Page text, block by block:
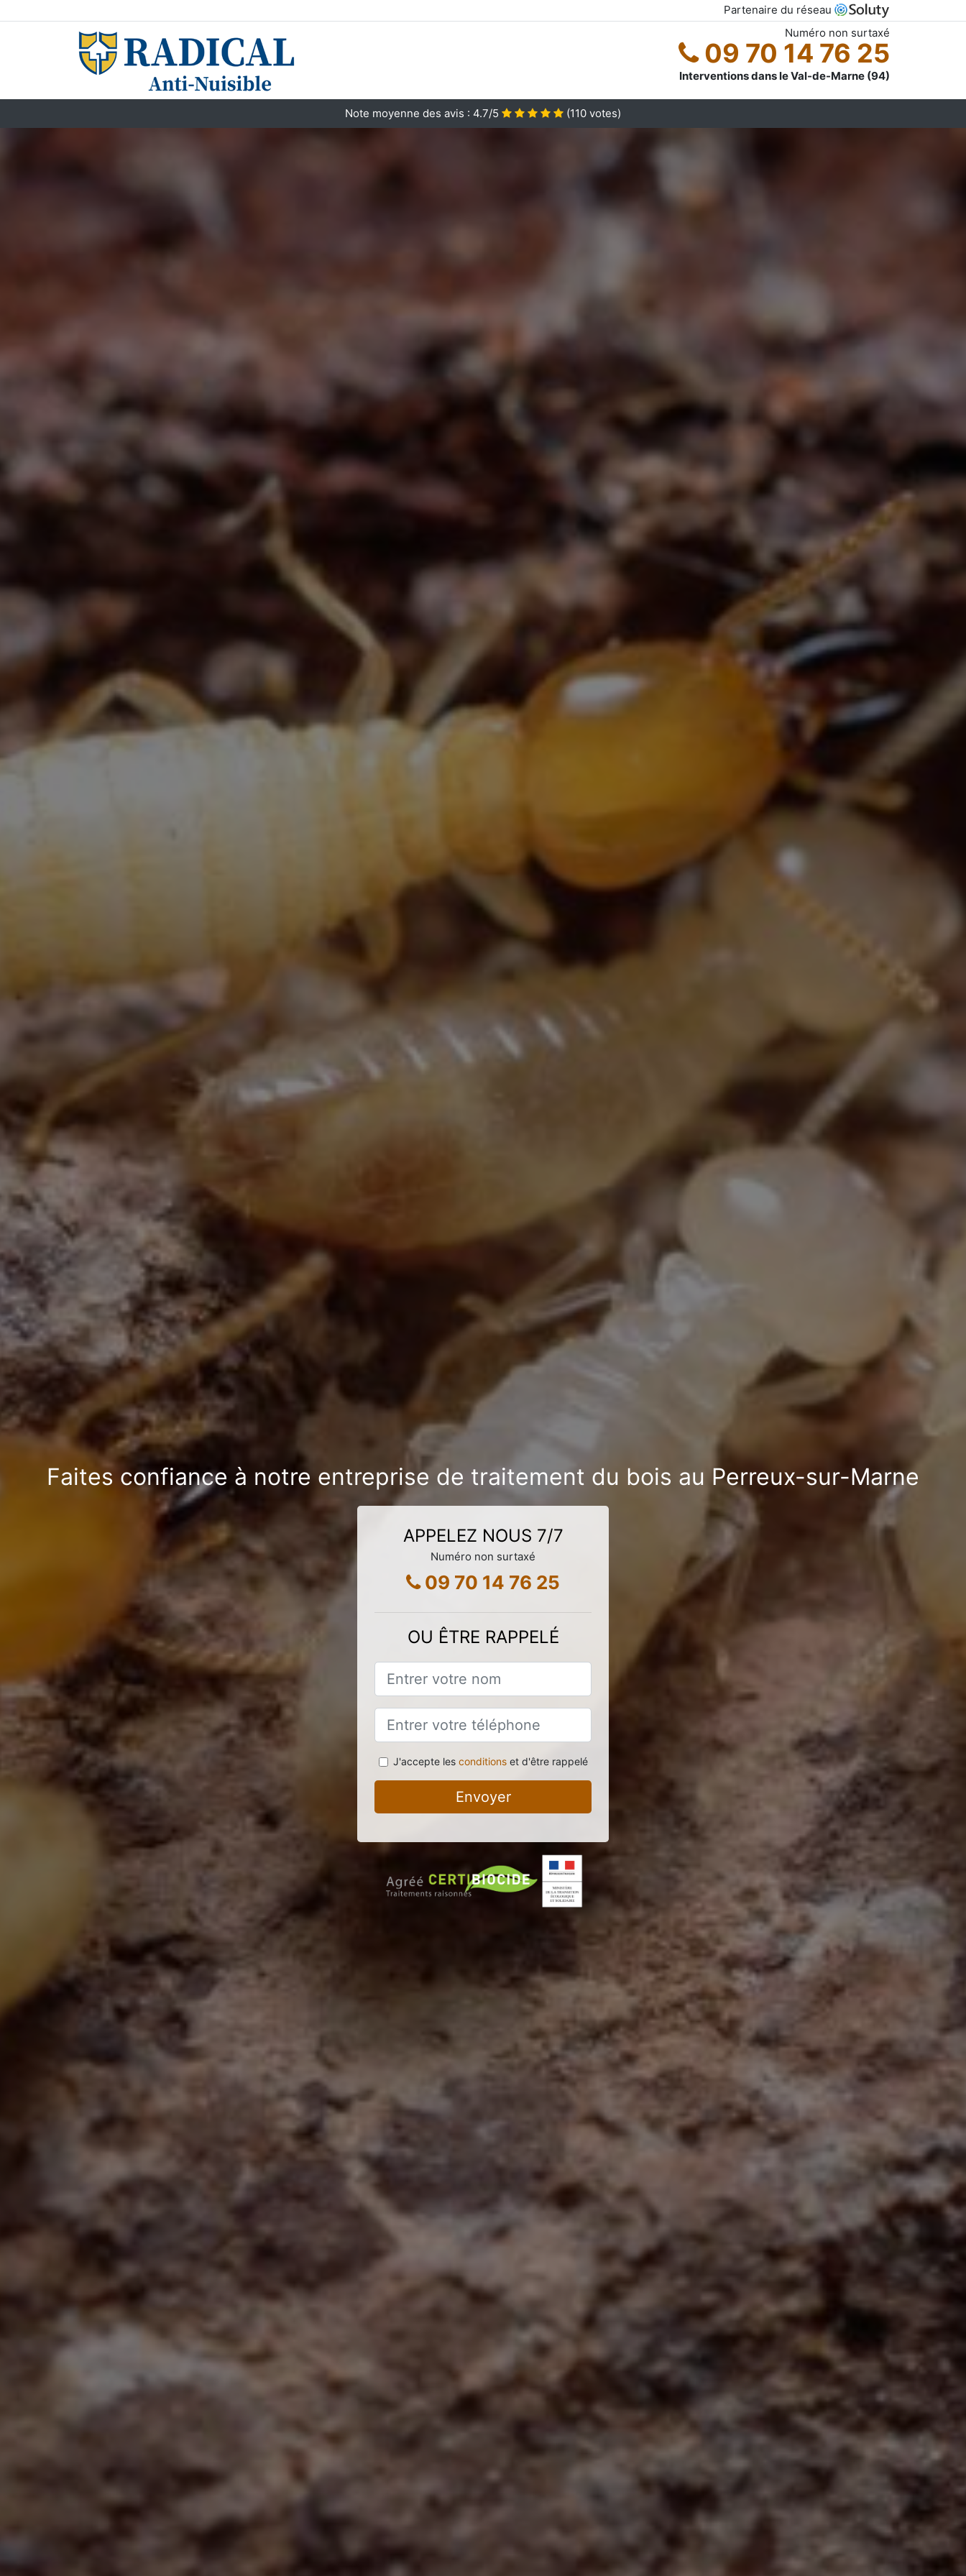
Partenaire du réseau
Numéro non surtaxé
09 70 14 76 25
Interventions dans le Val-de-Marne (94)
Note moyenne des avis : 4.7/5 (110 votes)
Faites confiance à notre entreprise de traitement du bois au Perreux-sur-Marne
APPELEZ NOUS 7/7
Numéro non surtaxé
09 70 14 76 25
OU ÊTRE RAPPELÉ
J'accepte les conditionset d'être rappelé
Envoyer